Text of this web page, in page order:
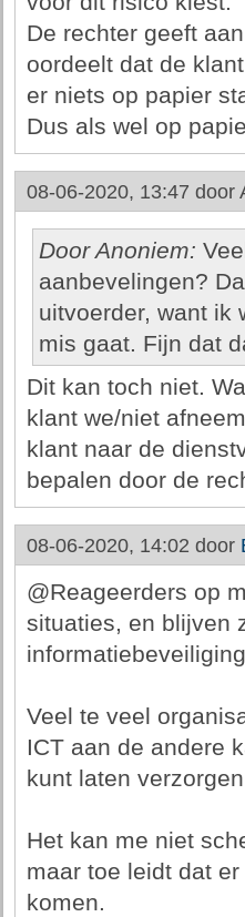
De rechter geeft
oordeelt dat de
er niets op papier
Dus als wel op
08-06-2020, 13:47 door
Door Anoniem:
aanbevelingen?
uitvoerder, want ik
mis gaat. Fijn dat
Dit kan toch niet.
klant we/niet
klant naar de
bepalen door de
08-06-2020, 14:02 door
@Reageerders op
situaties, en blijven
Veel te veel
ICT aan de andere
kunt laten
Het kan me niet
maar toe leidt dat
komen.